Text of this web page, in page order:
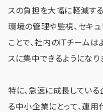
スの負担を大幅に軽減す
環境の管理や監視、セキ
ことで、社内のITチーム
スに集中できるようになり
特に、急速に成長してい
る中小企業にとって、運